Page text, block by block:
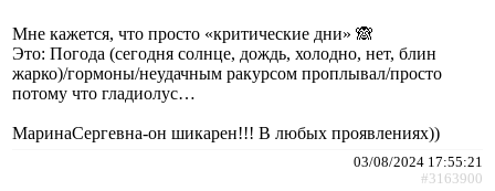
Мне кажется, что просто «критические дни» 🙈
Это: Погода (сегодня солнце, дождь, холодно, нет, блин
жарко)/гормоны/неудачным ракурсом проплывал/просто
потому что гладиолус…
МаринаСергевна-он шикарен!!! В любых проявлениях))
03/08/2024 17:55:21
#3163900